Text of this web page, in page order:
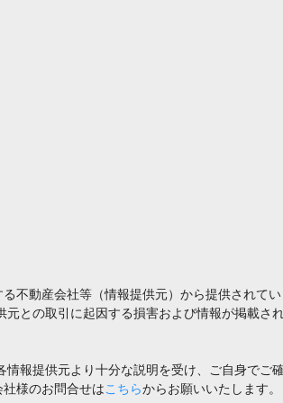
不動産会社等（情報提供元）から提供されて
との取引に起因する損害および情報が掲載さ
報提供元より十分な説明を受け、ご自身でご
様のお問合せはこちらからお願いいたします。